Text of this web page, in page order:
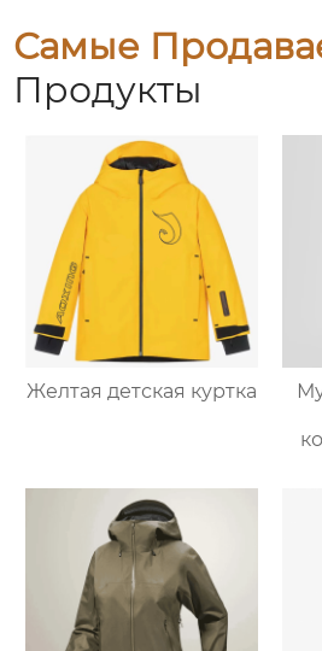
Самые
Продукты
Желтая детская куртка